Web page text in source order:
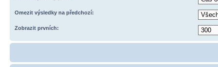
Omezit výsledky na předchozí:
Zobrazit prvních: